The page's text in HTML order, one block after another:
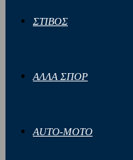
ΣΤΙΒΟΣ
ΑΛΛΑ ΣΠΟΡ
AUTO-MOTO